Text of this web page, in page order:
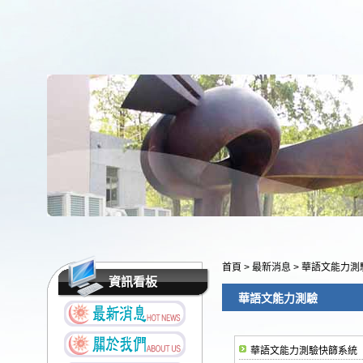
資訊看板
首頁 > 最新消息 > 華語文能力測
華語文能力測驗
華語文能力測驗快篩系統